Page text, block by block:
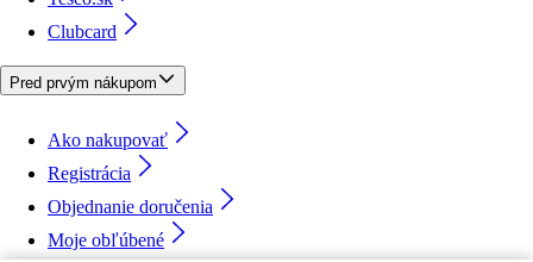
Clubcard
Pred prvým nákupom
Ako nakupovať
Registrácia
Objednanie doručenia
Moje obľúbené